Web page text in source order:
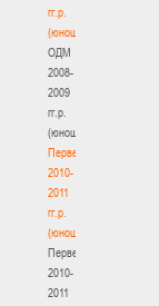
гг.р.
(юноши)
ОДМ
2008-
2009
гг.р.
(юноши)
Первенство
2010-
2011
гг.р.
(юноши)
Первенство
2010-
2011